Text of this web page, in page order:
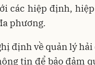
các hiệp định,
phương.
định về quản lý
tin để bảo đảm